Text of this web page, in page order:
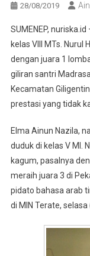
28/08/2019
SUMENEP,
kelas VIII MTs.
dengan juara 1
giliran santri
Kecamatan
prestasi yang tidak
Elma Ainun Nazila,
duduk di kelas V MI.
kagum, pasalnya
meraih juara 3 di
pidato bahasa arab
di MIN Terate,